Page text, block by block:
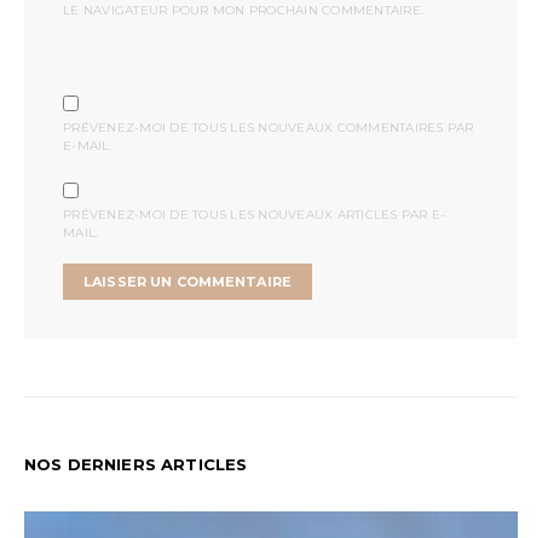
LE NAVIGATEUR POUR MON PROCHAIN COMMENTAIRE.
PRÉVENEZ-MOI DE TOUS LES NOUVEAUX COMMENTAIRES PAR
E-MAIL.
PRÉVENEZ-MOI DE TOUS LES NOUVEAUX ARTICLES PAR E-
MAIL.
NOS DERNIERS ARTICLES